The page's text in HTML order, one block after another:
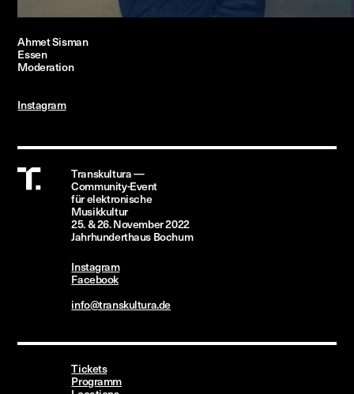
Ahmet Sisman
Essen
Moderation
Instagram
Transkultura —
Community-Event
fürelektronische
Musikkultur
25.&26. November2022
JahrhunderthausBochum
Instagram
Facebook
info@transkultura.de
Tickets
Programm